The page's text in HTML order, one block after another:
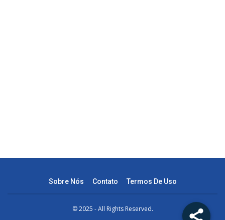
Sobre Nós Contato Termos De Uso
© 2025 - All Rights Reserved.